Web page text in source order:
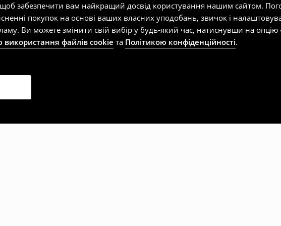
забезпечити вам найкращий досвід користування нашим сайтом.
покупок на основі ваших власних уподобань, звичок і
Ви можете змінити свій вибір у будь-який час, натиснувши на
використання файлів cookie та Політикою конфіденційності.